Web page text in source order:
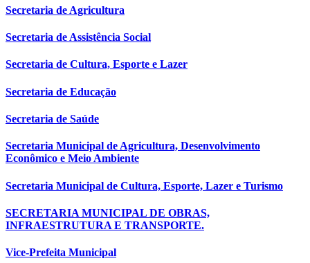
Secretaria de Agricultura
Secretaria de Assistência Social
Secretaria de Cultura, Esporte e Lazer
Secretaria de Educação
Secretaria de Saúde
Secretaria Municipal de Agricultura, Desenvolvimento
Econômico e Meio Ambiente
Secretaria Municipal de Cultura, Esporte, Lazer e Turismo
SECRETARIA MUNICIPAL DE OBRAS,
INFRAESTRUTURA E TRANSPORTE.
Vice-Prefeita Municipal